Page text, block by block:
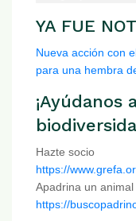
YA FUE
Nueva acción con
para una hembra
¡Ayúdanos
Hazte socio
https://
Apadrina un animal
https://